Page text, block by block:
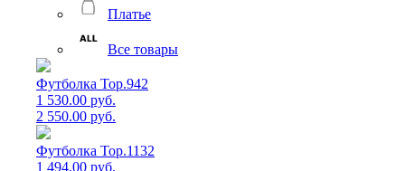
Платье
Все товары
Футболка Top.942
1 530.00 руб.
2 550.00 руб.
Футболка Top.1132
1 494.00 руб.